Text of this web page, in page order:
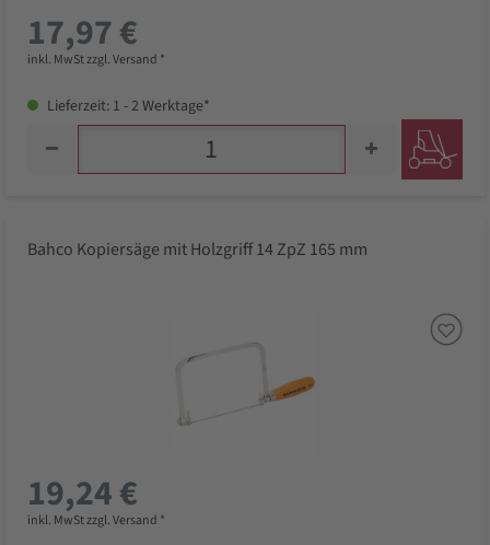
17,97 €
inkl. MwSt zzgl. Versand *
Lieferzeit: 1 - 2 Werktage*
Bahco Kopiersäge mit Holzgriff 14 ZpZ 165 mm
19,24 €
inkl. MwSt zzgl. Versand *